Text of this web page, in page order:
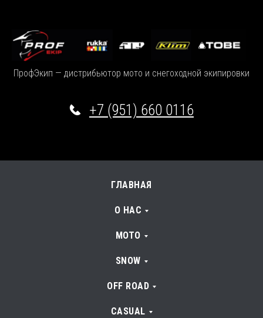
ПрофЭкип — дистрибьютор мото и снегоходной экипировки
+7 (951) 660 0116
ГЛАВНАЯ
О НАС
МОТО
SNOW
OFF ROAD
CASUAL